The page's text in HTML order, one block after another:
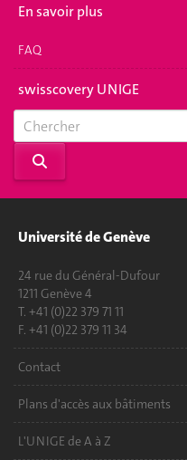
En savoir plus
FAQ
swisscovery UNIGE
Université de Genève
24 rue du Général-Dufour
1211 Genève 4
T. +41 (0)22 379 71 11
F. +41 (0)22 379 11 34
Contact
Plans d'accès aux bâtiments
L'UNIGE de A à Z